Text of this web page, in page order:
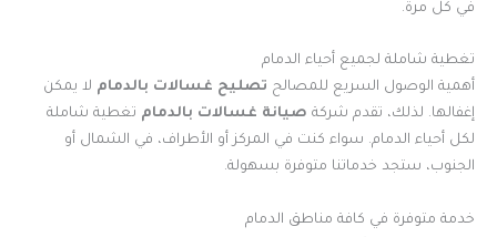
في كل مرة.
تغطية شاملة لجميع أحياء الدمام
أهمية الوصول السريع للمصالح تصليح غسالات بالدمام لا يمكن
إغفالها. لذلك، تقدم شركة صيانة غسالات بالدمام تغطية شاملة
لكل أحياء الدمام. سواء كنت في المركز أو الأطراف، في الشمال أو
الجنوب، ستجد خدماتنا متوفرة بسهولة.
خدمة متوفرة في كافة مناطق الدمام